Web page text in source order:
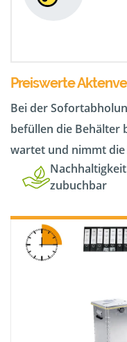
Preiswerte
Bei der
befüllen die Behälter
wartet und nimmt
Nachhaltigkeit
zubuchbar